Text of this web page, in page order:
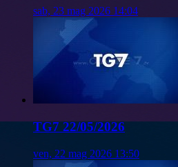
sab, 23 mag 2026 14:04
TG7 22/05/2026
ven, 22 mag 2026 13:50